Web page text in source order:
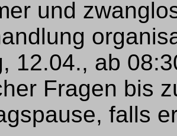
und
12.04., ab
Fragen bis
falls